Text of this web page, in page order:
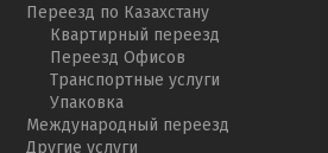
Переезд по Казахстану
Квартирный переезд
Переезд Офисов
Транспортные услуги
Упаковка
Международный переезд
Другие услуги